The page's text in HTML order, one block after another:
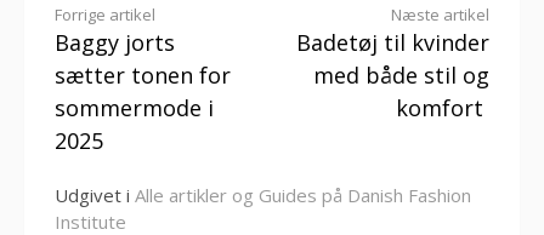
Læs
videre
Forrige artikel
Baggy jorts
sætter tonen for
sommermode i
2025
Næste artikel
Badetøj til kvinder
med både stil og
komfort
Udgivet i Alle artikler og Guides på Danish Fashion
Institute